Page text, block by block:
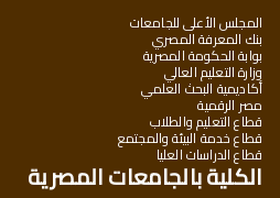
المجلس الأعلى للجامعات
بنك المعرفة المصري
بوابة الحكومة المصرية
وزارة التعليم العالي
أكاديمية البحث العلمي
مصر الرقمية
قطاع التعليم والطلاب
قطاع خدمة البيئة والمجتمع
قطاع الدراسات العليا
الكلية بالجامعات المصرية